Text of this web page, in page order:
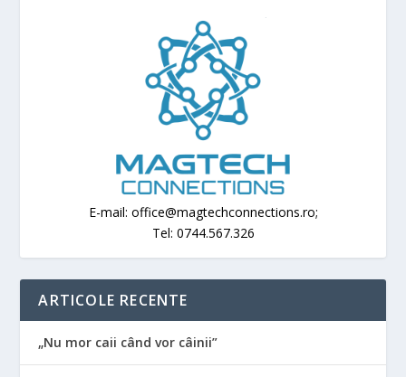
E-mail: office@magtechconnections.ro;
Tel: 0744.567.326
ARTICOLE RECENTE
„Nu mor caii când vor câinii”